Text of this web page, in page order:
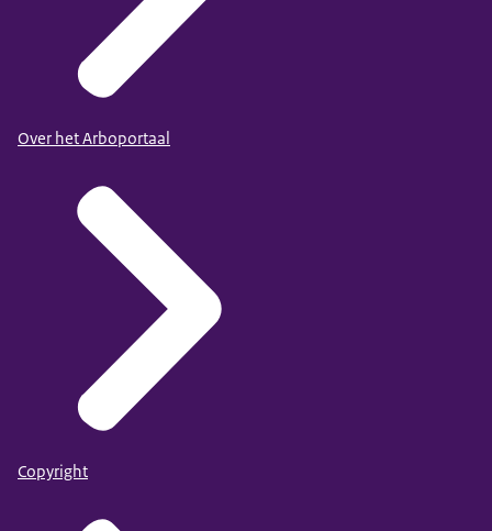
Over het Arboportaal
Copyright